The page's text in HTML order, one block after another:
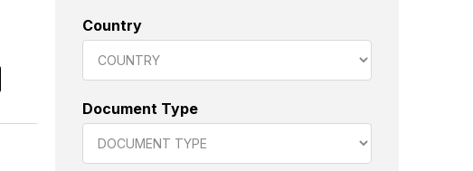
Country
Document Type